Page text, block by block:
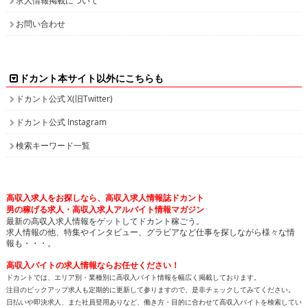
お問い合わせ
ドカント本サイト以外にこちらも
ドカント公式 X(旧Twitter)
ドカント公式 Instagram
検索キーワード一覧
高収入求人をお探しなら、高収入求人情報誌ドカント
男の稼げる求人・高収入求人アルバイト情報マガジン
最新の高収入求人情報をゲットしてドカント稼ごう。
求人情報の他、特集やインタビュー、グラビアなど仕事を探しながら様々な情
報も・・・。
高収入バイトの求人情報ならお任せください！
ドカントでは、エリア別・業種別に高収入バイト情報を幅広く掲載しております。
注目のピックアップ求人も定期的に更新して参りますので、是非チェックしてみてください。
日払いや即決求人、また社員登用ありなど、働き方・目的に合わせて高収入バイトを検索してい